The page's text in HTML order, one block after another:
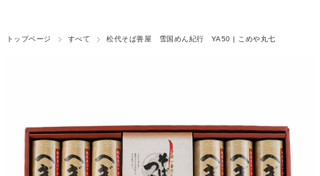
トップページ すべて 松代そば善屋 雪国めん紀行 YA50 | こめや丸七